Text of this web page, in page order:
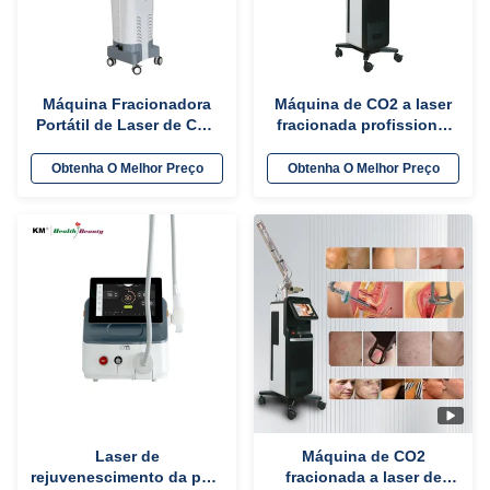
Máquina Fracionadora
Portátil de Laser de CO2
2 anos de Garantia
Obtenha O Melhor Preço
Máquina de CO2 a laser
fracionada profissional
aperto da pele
Obtenha O Melhor Preço
Laser de
rejuvenescimento da pele
Máquina de CO2
fracionada a laser de